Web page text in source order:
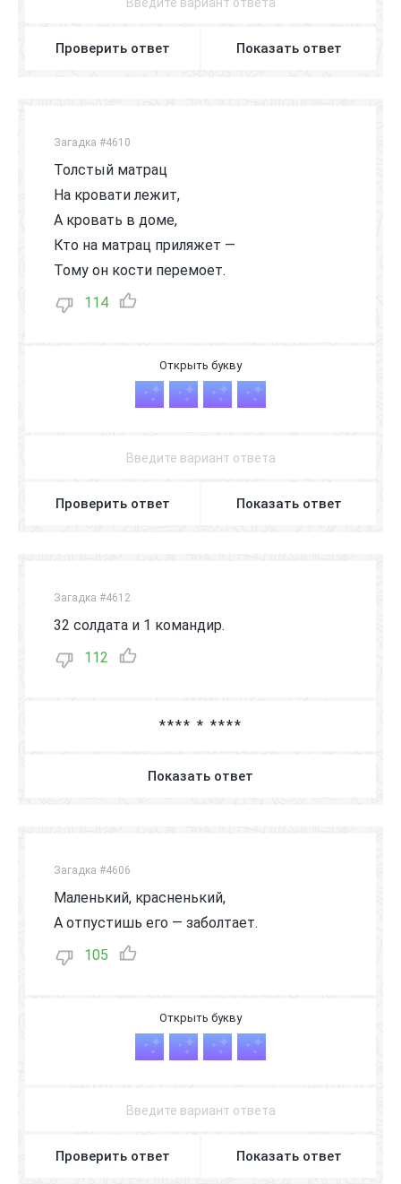
Проверить ответ Показать ответ
Загадка #4610
Толстый матрац
На кровати лежит,
А кровать в доме,
Кто на матрац приляжет —
Тому он кости перемоет.
114
Я З Ы К
Проверить ответ Показать ответ
Загадка #4612
32 солдата и 1 командир.
112
**** * ****
Показать ответ
Загадка #4606
Маленький, красненький,
А отпустишь его — заболтает.
105
Я З Ы К
Проверить ответ Показать ответ